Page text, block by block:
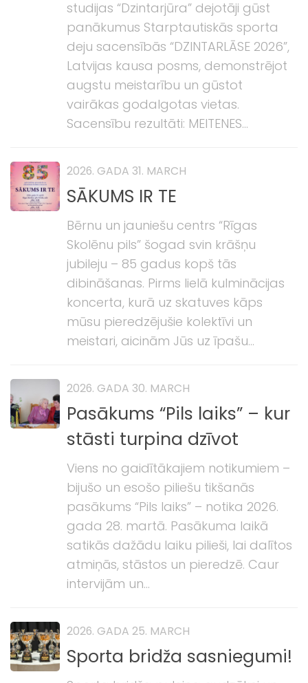
studijas “Dzintarjūra” dejotāji gūst
panākumus Starptautiskās sporta
deju sacensībās “DZINTARLĀSE 2026”,
Latvijas kausa posms, demonstrējot
augstu meistarību un gūstot
vairākas godalgotas vietas.
Sacensību rezultāti: MEITENES...
2026. GADA 31. MARCH
SĀKUMS IR TE
Bērnu un jauniešu centrs “Rīgas
Skolēnu pils” šogad svin krāšņu
jubileju – 85 gadus kopš tās
dibināšanas. Pirms lielā kulminācijas
koncerta, kurā uz skatuves kāps
mūsu pieredzējušie kolektīvi un
meistari, aicinām Jūs uz īpašu...
2026. GADA 30. MARCH
Pasākums “Pils laiks” – kur
stāsti turpina dzīvot
Viens no gaidītākajiem notikumiem –
bijušo un esošo piliešu tikšanās
pasākums “Pils laiks” – notika 2026.
gada 28. martā. Pasākuma laikā
satikās dažādu laiku pilieši, lai dalītos
atmiņās, stāstos un pieredzē. Caur
intervijām un...
2026. GADA 25. MARCH
Sporta bridža sasniegumi!